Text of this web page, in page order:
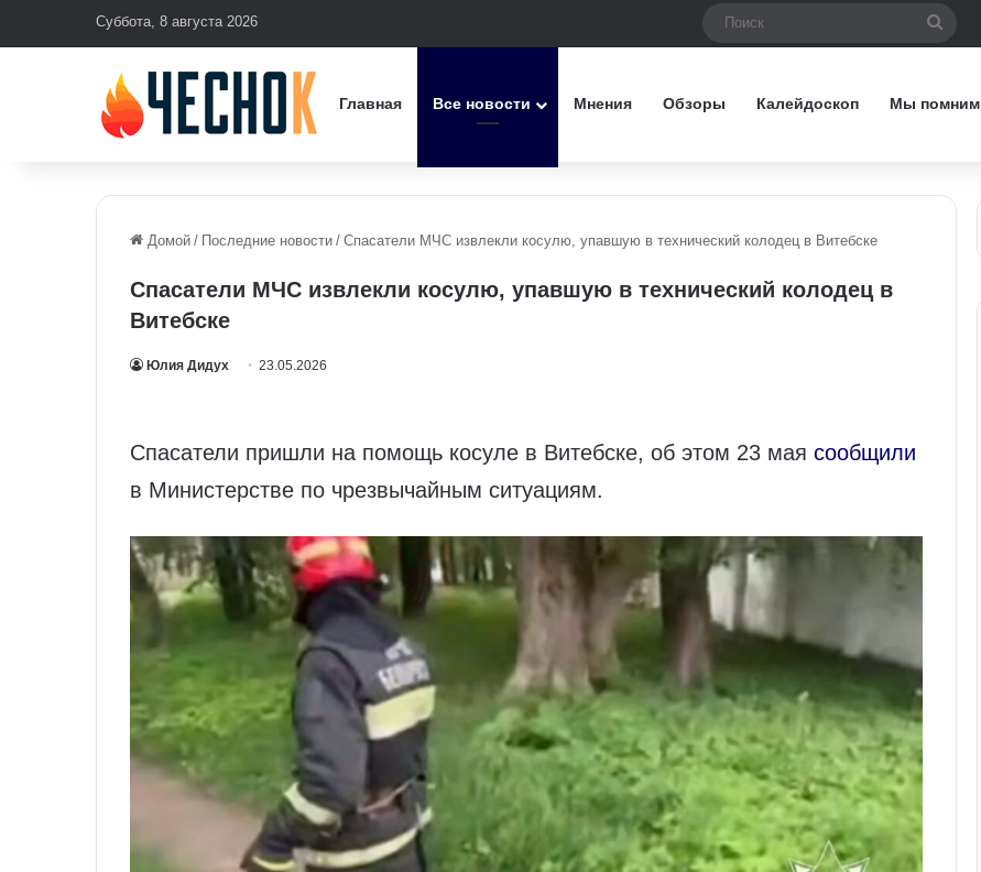
Суббота, 8 августа 2026
Главная Все новости Мнения Обзоры Калейдоскоп Мы помним
Домой / Последние новости / Спасатели МЧС извлекли косулю, упавшую в технический колодец в Витебске
Спасатели МЧС извлекли косулю, упавшую в технический колодец в
Витебске
Юлия Дидух 23.05.2026
Спасатели пришли на помощь косуле в Витебске, об этом 23 мая сообщили
в Министерстве по чрезвычайным ситуациям.